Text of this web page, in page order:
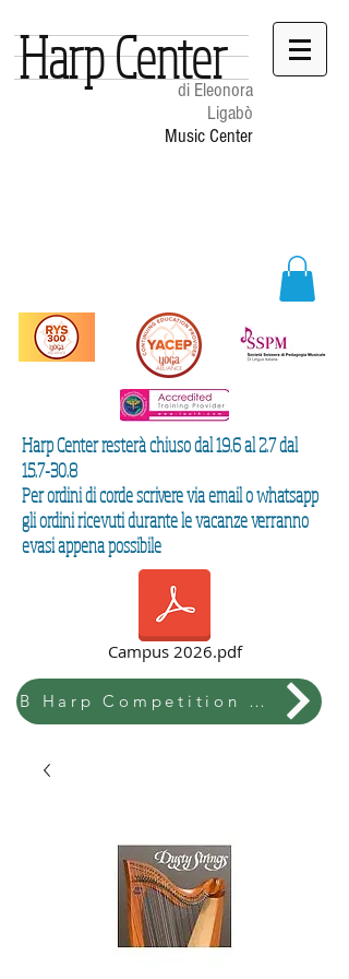
di Eleonora
Ligabò
Music Center
Harp Center
Harp Center resterà chiuso dal 19.6 al 2.7 dal
15.7-30.8
Per ordini di corde scrivere via email o whatsapp
gli ordini ricevuti durante le vacanze verranno
evasi appena possibile
Campus 2026.pdf
B Harp Competition & Festival